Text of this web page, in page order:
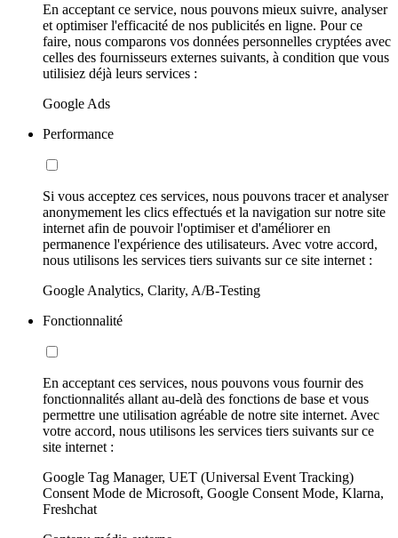
En acceptant ce service, nous pouvons mieux suivre, analyser
et optimiser l'efficacité de nos publicités en ligne. Pour ce
faire, nous comparons vos données personnelles cryptées avec
celles des fournisseurs externes suivants, à condition que vous
utilisiez déjà leurs services :
Google Ads
Performance
Si vous acceptez ces services, nous pouvons tracer et analyser
anonymement les clics effectués et la navigation sur notre site
internet afin de pouvoir l'optimiser et d'améliorer en
permanence l'expérience des utilisateurs. Avec votre accord,
nous utilisons les services tiers suivants sur ce site internet :
Google Analytics, Clarity, A/B-Testing
Fonctionnalité
En acceptant ces services, nous pouvons vous fournir des
fonctionnalités allant au-delà des fonctions de base et vous
permettre une utilisation agréable de notre site internet. Avec
votre accord, nous utilisons les services tiers suivants sur ce
site internet :
Google Tag Manager, UET (Universal Event Tracking)
Consent Mode de Microsoft, Google Consent Mode, Klarna,
Freshchat